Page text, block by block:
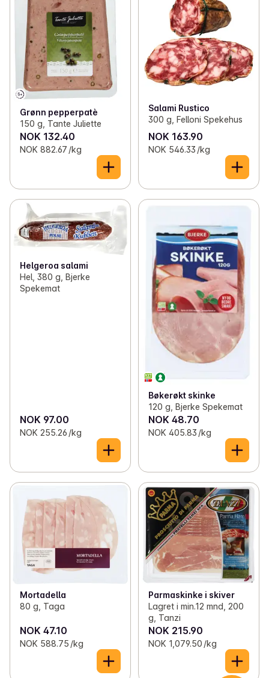
Grønn pepperpatè
150 g, Tante Juliette
NOK 132.40
NOK 882.67 /kg
Salami Rustico
300 g, Felloni Spekehus
NOK 163.90
NOK 546.33 /kg
Helgeroa salami
Hel, 380 g, Bjerke
Spekemat
NOK 97.00
NOK 255.26 /kg
Bøkerøkt skinke
120 g, Bjerke Spekemat
NOK 48.70
NOK 405.83 /kg
Mortadella
80 g, Taga
NOK 47.10
NOK 588.75 /kg
Parmaskinke i skiver
Lagret i min.12 mnd, 200
g, Tanzi
NOK 215.90
NOK 1,079.50 /kg